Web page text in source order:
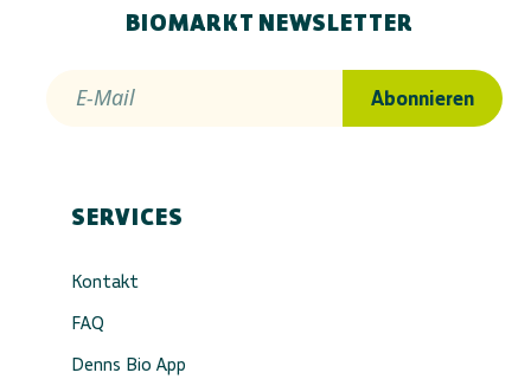
BIOMARKT NEWSLETTER
E-Mail Abonnieren
SERVICES
Kontakt
FAQ
Denns Bio App